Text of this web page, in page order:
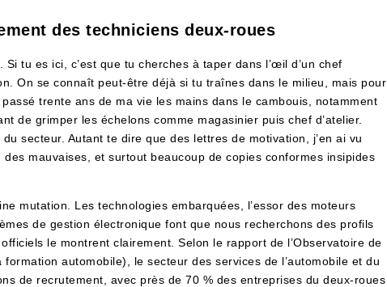
des techniciens deux-roues
tu es ici, c’est que tu cherches à taper dans l’œil d’un chef
On se connaît peut-être déjà si tu traînes dans le milieu, mais pour
passé trente ans de ma vie les mains dans le cambouis, notamment
de grimper les échelons comme magasinier puis chef d’atelier.
secteur. Autant te dire que des lettres de motivation, j’en ai vu
mauvaises, et surtout beaucoup de copies conformes insipides
mutation. Les technologies embarquées, l’essor des moteurs
de gestion électronique font que nous recherchons des profils
le montrent clairement. Selon le rapport de l’Observatoire de
formation automobile), le secteur des services de l’automobile et du
de recrutement, avec près de 70 % des entreprises du deux-roues